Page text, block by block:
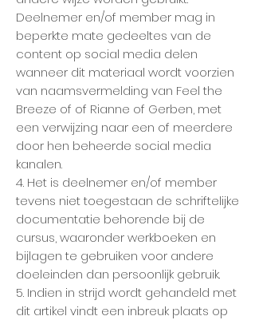
Deelnemer en/of member mag in
beperkte mate gedeeltes van de
content op social media delen
wanneer dit materiaal wordt voorzien
van naamsvermelding van Feel the
Breeze of of Rianne of Gerben, met
een verwijzing naar een of meerdere
door hen beheerde social media
kanalen.
4. Het is deelnemer en/of member
tevens niet toegestaan de schriftelijke
documentatie behorende bij de
cursus, waaronder werkboeken en
bijlagen te gebruiken voor andere
doeleinden dan persoonlijk gebruik.
5. Indien in strijd wordt gehandeld met
dit artikel vindt een inbreuk plaats op